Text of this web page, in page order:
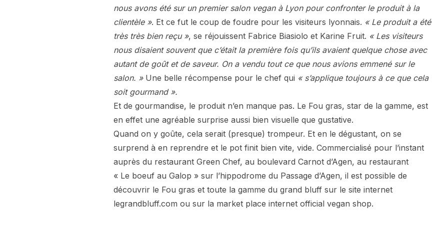
nous avons été sur un premier salon vegan à Lyon pour confronter le produit à la
clientèle ». Et ce fut le coup de foudre pour les visiteurs lyonnais. « Le produit a été
très très bien reçu », se réjouissent Fabrice Biasiolo et Karine Fruit. « Les visiteurs
nous disaient souvent que c’était la première fois qu’ils avaient quelque chose avec
autant de goût et de saveur. On a vendu tout ce que nous avions emmené sur le
salon. »Une belle récompense pour le chef qui « s’applique toujours à ce que cela
soit gourmand ».
Et de gourmandise, le produit n’en manque pas. Le Fou gras, star de la gamme, est
en effet une agréable surprise aussi bien visuelle que gustative.
Quand on y goûte, cela serait (presque) trompeur. Et en le dégustant, on se
surprend à en reprendre et le pot finit bien vite, vide. Commercialisé pour l’instant
auprès du restaurant Green Chef, au boulevard Carnot d’Agen, au restaurant
« Le boeuf au Galop » sur l’hippodrome du Passage d’Agen, il est possible de
découvrir le Fou gras et toute la gamme du grand bluff sur le site internet
legrandbluff.com ou sur la market place internet official vegan shop.